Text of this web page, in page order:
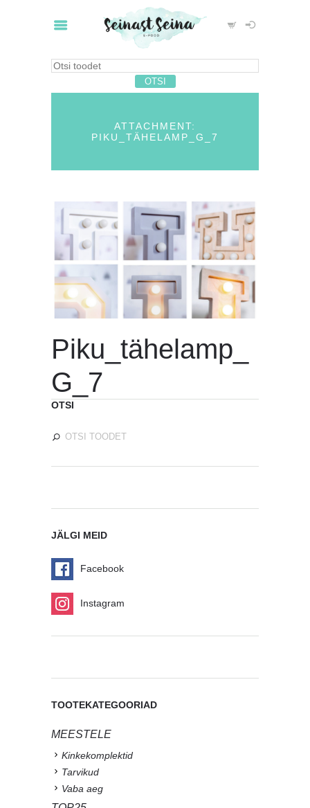
ATTACHMENT:
PIKU_TÄHELAMP_G_7
Piku_tähelamp_
G_7
OTSI
JÄLGI MEID
Facebook
Instagram
TOOTEKATEGOORIAD
MEESTELE
Kinkekomplektid
Tarvikud
Vaba aeg